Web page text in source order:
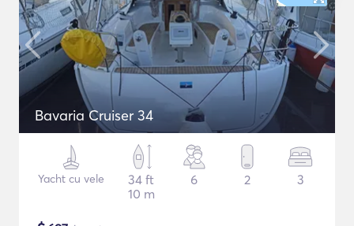
Bavaria Cruiser 34
Yacht cu vele
34 ft
10 m
6 2 3